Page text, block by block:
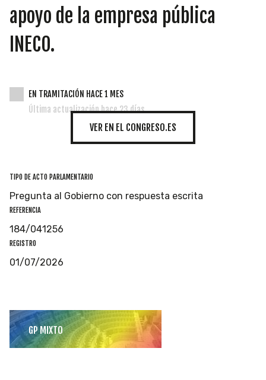
apoyo de la empresa pública
INECO.
EN TRAMITACIÓN HACE 1 MES
Última actualización hace 23 días
VER EN EL CONGRESO.ES
TIPO DE ACTO PARLAMENTARIO
Pregunta al Gobierno con respuesta escrita
REFERENCIA
184/041256
REGISTRO
01/07/2026
GP MIXTO